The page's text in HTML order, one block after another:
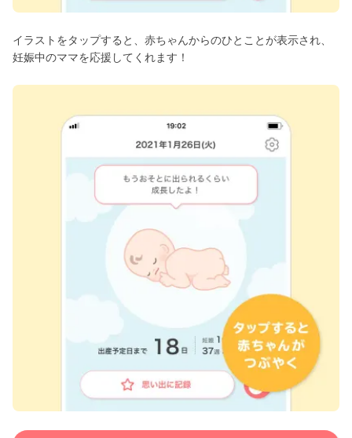
イラストをタップすると、赤ちゃんからのひとことが表示され、
妊娠中のママを応援してくれます！